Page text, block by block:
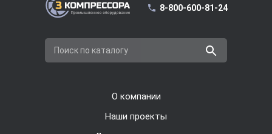
8-800-600-81-24
Поиск по каталогу
О компании
Наши проекты